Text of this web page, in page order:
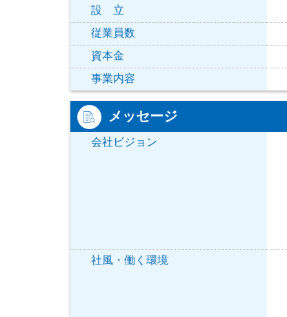
設 立
従業員数
資本金
事業内容
メッセージ
会社ビジョン
社風・働く環境